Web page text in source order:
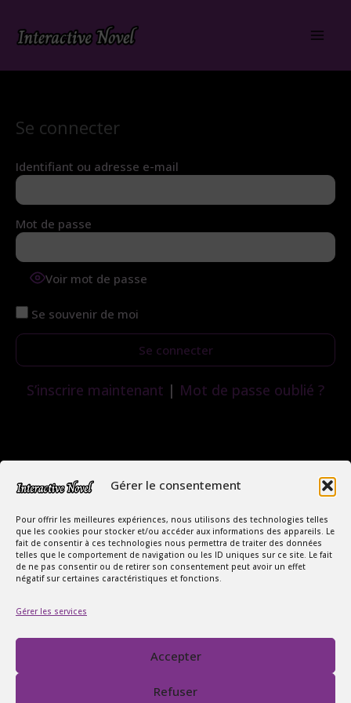
Gérer le consentement
Pour offrir les meilleures expériences, nous utilisons des technologies telles
que les cookies pour stocker et/ou accéder aux informations des appareils. Le
fait de consentir à ces technologies nous permettra de traiter des données
telles que le comportement de navigation ou les ID uniques sur ce site. Le fait
de ne pas consentir ou de retirer son consentement peut avoir un effet
négatif sur certaines caractéristiques et fonctions.
Gérer les services
Accepter
Refuser
Se connecter
Identifiant ou adresse e-mail
Mot de passe
Voir mot de passe
Se souvenir de moi
S’inscrire maintenant | Mot de passe oublié ?
Copyright Interactive Novel © 2026
Le Monde Captivant des Romances
Conditions Générales de Vente